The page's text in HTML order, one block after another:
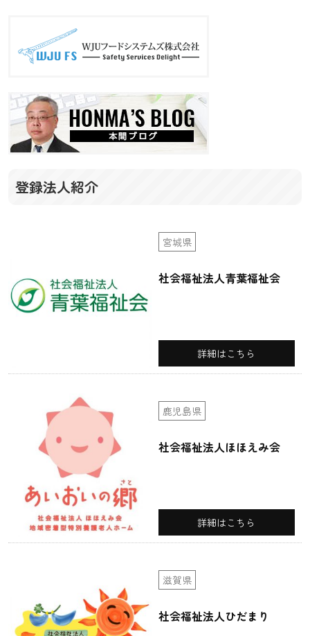
シ
ン
登録法人紹介
宮城県
社会福祉法人青葉福祉会
詳細はこちら
鹿児島県
社会福祉法人ほほえみ会
詳細はこちら
滋賀県
社会福祉法人ひだまり